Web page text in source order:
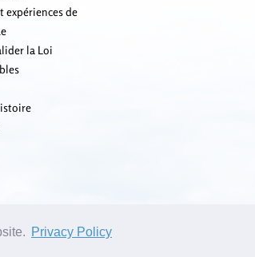
expériences de
la Loi
Privacy Policy